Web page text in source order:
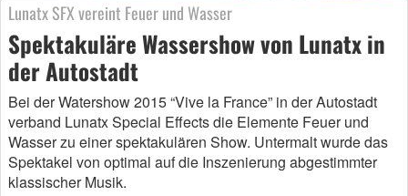
Lunatx SFX vereint Feuer und Wasser
Spektakuläre Wassershow von Lunatx in
der Autostadt
Bei der Watershow 2015 “Vive la France” in der Autostadt
verband Lunatx Special Effects die Elemente Feuer und
Wasser zu einer spektakulären Show. Untermalt wurde das
Spektakel von optimal auf die Inszenierung abgestimmter
klassischer Musik.